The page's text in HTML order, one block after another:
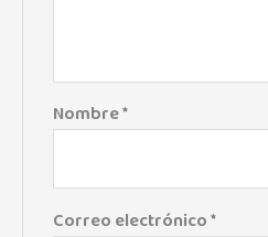
Nombre*
Correo electrónico*